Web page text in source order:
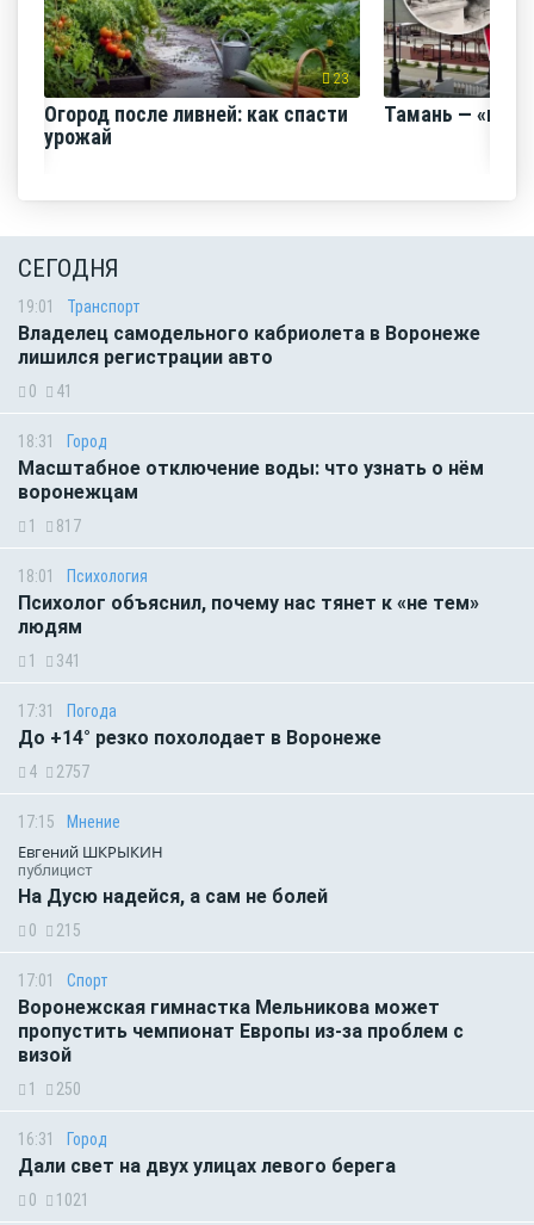
23
Огород после ливней: как спасти
урожай
Тамань —
СЕГОДНЯ
19:01 Транспорт
Владелец самодельного кабриолета в Воронеже
лишился регистрации авто
0 41
18:31 Город
Масштабное отключение воды: что узнать о нём
воронежцам
1 817
18:01 Психология
Психолог объяснил, почему нас тянет к «не тем»
людям
1 341
17:31 Погода
До +14° резко похолодает в Воронеже
4 2757
17:15 Мнение
Евгений ШКРЫКИН
публицист
На Дусю надейся, а сам не болей
0 215
17:01 Спорт
Воронежская гимнастка Мельникова может
пропустить чемпионат Европы из-за проблем с
визой
1 250
16:31 Город
Дали свет на двух улицах левого берега
0 1021